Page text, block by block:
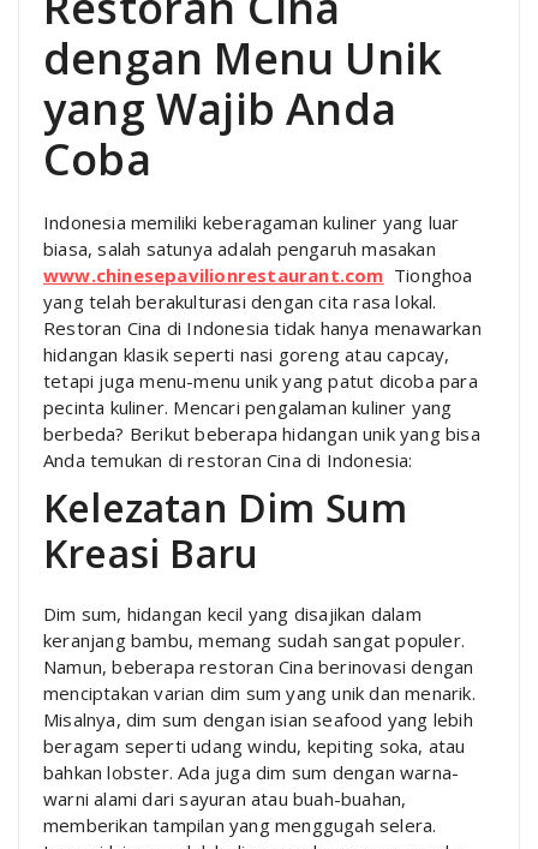
dengan Menu Unik
yang Wajib Anda
Coba
Indonesia memiliki keberagaman kuliner yang luar
biasa, salah satunya adalah pengaruh masakan
www.chinesepavilionrestaurant.com Tionghoa
yang telah berakulturasi dengan cita rasa lokal.
Restoran Cina di Indonesia tidak hanya menawarkan
hidangan klasik seperti nasi goreng atau capcay,
tetapi juga menu-menu unik yang patut dicoba para
pecinta kuliner. Mencari pengalaman kuliner yang
berbeda? Berikut beberapa hidangan unik yang bisa
Anda temukan di restoran Cina di Indonesia:
Kelezatan Dim Sum
Kreasi Baru
Dim sum, hidangan kecil yang disajikan dalam
keranjang bambu, memang sudah sangat populer.
Namun, beberapa restoran Cina berinovasi dengan
menciptakan varian dim sum yang unik dan menarik.
Misalnya, dim sum dengan isian seafood yang lebih
beragam seperti udang windu, kepiting soka, atau
bahkan lobster. Ada juga dim sum dengan warna-
warni alami dari sayuran atau buah-buahan,
memberikan tampilan yang menggugah selera.